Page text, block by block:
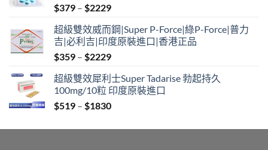
$379 – $2229Price
$379
through
$2229
超級雙效威而鋼|Super P-Force|綠P-Force|普力
吉|必利吉|印度原裝進口|香港正品
$359 – $2229Price
$359
through
$2229
超級雙效犀利士Super Tadarise 勃起持久
100mg/10粒 印度原裝進口
$519 – $1830Price
$519